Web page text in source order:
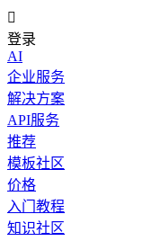

登录
AI
企业服务
解决方案
API服务
推荐
模板社区
价格
入门教程
知识社区